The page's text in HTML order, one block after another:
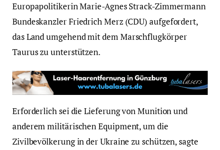
Europapolitikerin Marie-Agnes Strack-Zimmermann
Bundeskanzler Friedrich Merz (CDU) aufgefordert,
das Land umgehend mit dem Marschflugkörper
Taurus zu unterstützen.
Erforderlich sei die Lieferung von Munition und
anderem militärischen Equipment, um die
Zivilbevölkerung in der Ukraine zu schützen, sagte